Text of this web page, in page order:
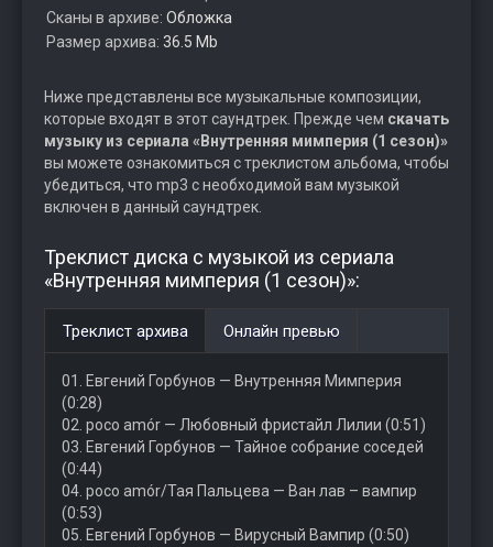
Сканы в архиве: Обложка
Размер архива: 36.5 Mb
Ниже представлены все музыкальные композиции,
которые входят в этот саундтрек. Прежде чем скачать
музыку из сериала «Внутренняя мимперия (1 сезон)»
вы можете ознакомиться с треклистом альбома, чтобы
убедиться, что mp3 с необходимой вам музыкой
включен в данный саундтрек.
Треклист диска с музыкой из сериала
«Внутренняя мимперия (1 сезон)»:
Треклист архива Онлайн превью
01. Евгений Горбунов — Внутренняя Мимперия
(0:28)
02. poco amór — Любовный фристайл Лилии (0:51)
03. Евгений Горбунов — Тайное собрание соседей
(0:44)
04. poco amór/Тая Пальцева — Ван лав – вампир
(0:53)
05. Евгений Горбунов — Вирусный Вампир (0:50)